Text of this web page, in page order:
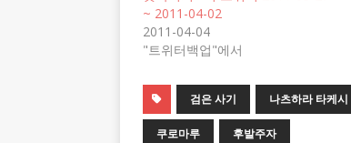
~ 2011-04-02
2011-04-04
"트위터백업"에서
검은 사기 나츠하라 타케시
쿠로마루 후발주자